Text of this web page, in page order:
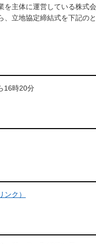
を主体に運営している株式
、立地協定締結式を下記の
16時20分
ク）